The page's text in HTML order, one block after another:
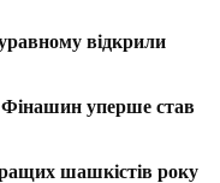
відкрили
уперше став
шашкістів року